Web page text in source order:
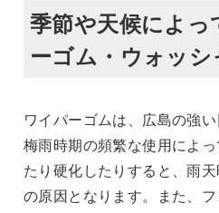
季節や天候によ
ーゴム・ウォッシ
ワイパーゴムは、広島の強
梅雨時期の頻繁な使用によ
たり硬化したりすると、雨
の原因となります。また、